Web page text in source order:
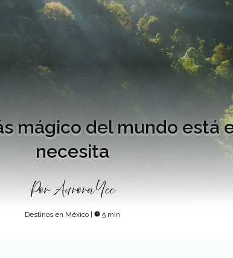
mágico del mundo está
necesita
Por Aurora Yee
Destinos en México 5 min